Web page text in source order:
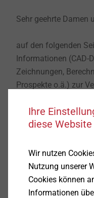
Sehr geehrte Damen
auf den folgenden
Informationen (CAD-
Zeichnungen,
Prospekte o.ä.) zur
insbesondere der
Sie dürfen diese
folgenden
Der Zugriff ist
Ihre
diese Website
Wir nutzen
Nutzung unserer
Cookies können
Informationen